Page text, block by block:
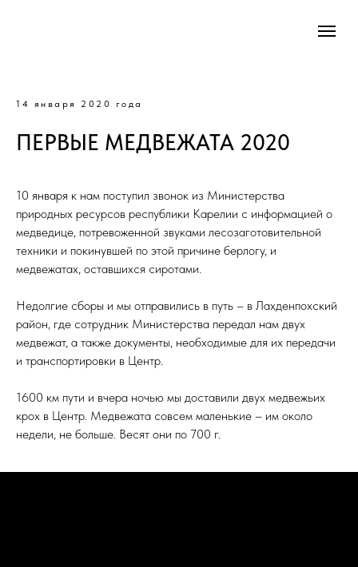
14 января 2020 года
ПЕРВЫЕ МЕДВЕЖАТА 2020
10 января к нам поступил звонок из Министерства
природных ресурсов республики Карелии с информацией о
медведице, потревоженной звуками лесозаготовительной
техники и покинувшей по этой причине берлогу, и
медвежатах, оставшихся сиротами.
Недолгие сборы и мы отправились в путь – в Лахденпохский
район, где сотрудник Министерства передал нам двух
медвежат, а также документы, необходимые для их передачи
и транспортировки в Центр.
1600 км пути и вчера ночью мы доставили двух медвежьих
крох в Центр. Медвежата совсем маленькие – им около
недели, не больше. Весят они по 700 г.